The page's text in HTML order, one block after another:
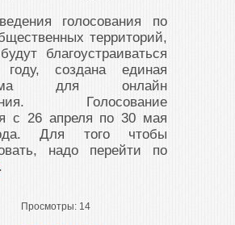
голосования по
территорий,
благоустраиваться
создана единая
для онлайн
Голосование
с 26 апреля по 30 мая
Для того чтобы
надо перейти по
.
Просмотры: 14